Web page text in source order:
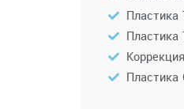
Пластика
Пластика
Пластика